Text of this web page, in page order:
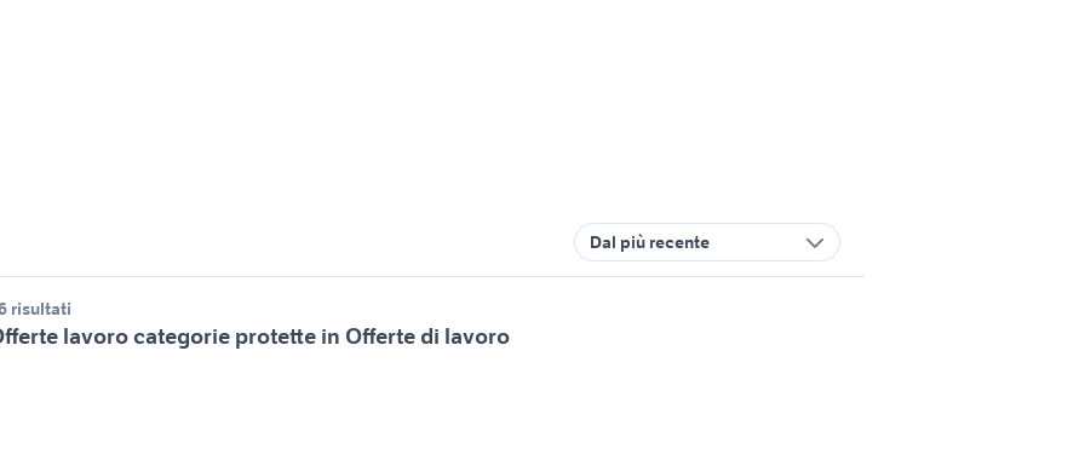
Dal più recente
risultati
lavoro categorie protette in Offerte di lavoro